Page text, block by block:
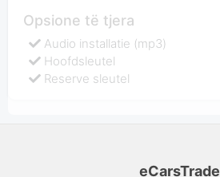
Opsione të tjera
Audio installatie (mp3)
Hoofdsleutel
Reserve sleutel
eCarsTrade